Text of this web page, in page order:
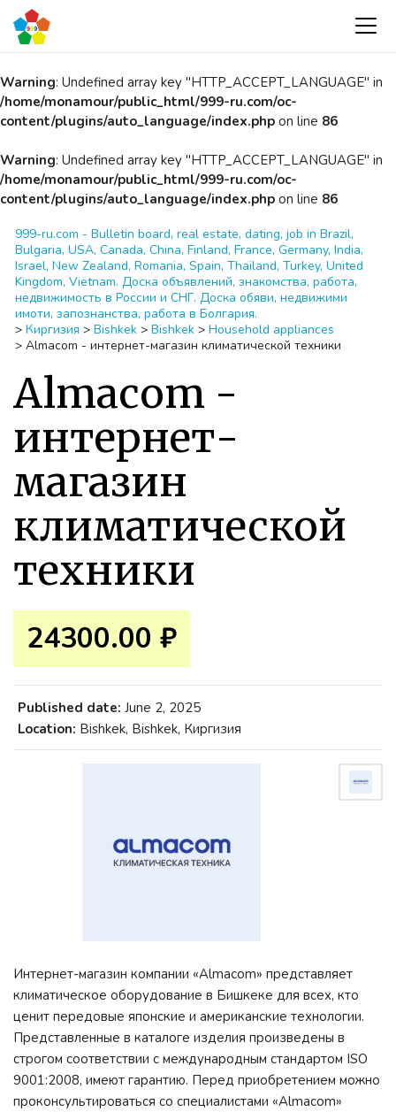
Warning: Undefined array key "HTTP_ACCEPT_LANGUAGE" in
/home/monamour/public_html/999-ru.com/oc-
content/plugins/auto_language/index.php on line 86
Warning: Undefined array key "HTTP_ACCEPT_LANGUAGE" in
/home/monamour/public_html/999-ru.com/oc-
content/plugins/auto_language/index.php on line 86
999-ru.com - Bulletin board, real estate, dating, job in Brazil,
Bulgaria, USA, Canada, China, Finland, France, Germany, India,
Israel, New Zealand, Romania, Spain, Thailand, Turkey, United
Kingdom, Vietnam. Доска объявлений, знакомства, работа,
недвижимость в России и СНГ. Доска обяви, недвижими
имоти, запознанства, работа в Болгария.
> Киргизия > Bishkek > Bishkek > Household appliances
> Almacom - интернет-магазин климатической техники
Almacom -
интернет-
магазин
климатической
техники
24300.00 ₽
Published date: June 2, 2025
Location: Bishkek, Bishkek, Киргизия
Интернет-магазин компании «Almacom» представляет
климатическое оборудование в Бишкеке для всех, кто
ценит передовые японские и американские технологии.
Представленные в каталоге изделия произведены в
строгом соответствии с международным стандартом ISO
9001:2008, имеют гарантию. Перед приобретением можно
проконсультироваться со специалистами «Almacom»